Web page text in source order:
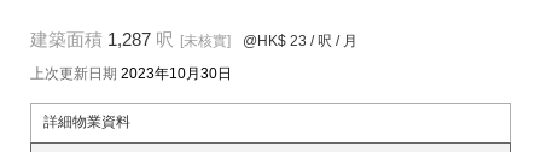
建築面積 1,287 呎 [未核實] @HK$ 23 / 呎 / 月
上次更新日期 2023年10月30日
詳細物業資料